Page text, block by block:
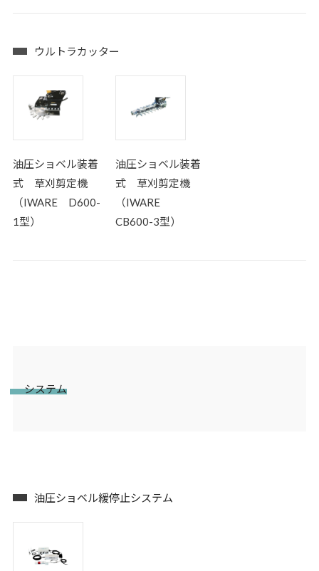
ウルトラカッター
油圧ショベル装着
式 草刈剪定機
（IWARE D600-
1型）
油圧ショベル装着
式 草刈剪定機
（IWARE
CB600-3型）
システム
油圧ショベル緩停止システム